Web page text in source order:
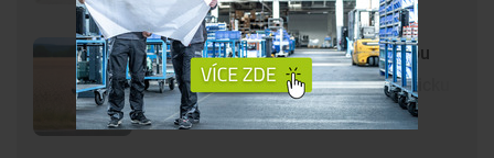
Lidé opět spatřili černou kočkovitou
šelmu, tentokrát na Českobudějovicku